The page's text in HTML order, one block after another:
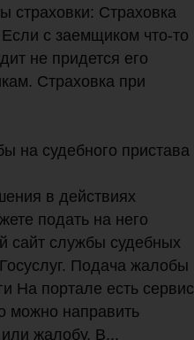
Страховка
с заемщиком что-то
не придется его
Страховка при
на судебного пристава
в действиях
подать на него
сайт службы судебных
Подача жалобы
На портале есть сервис
можно направить
жалобу. В...